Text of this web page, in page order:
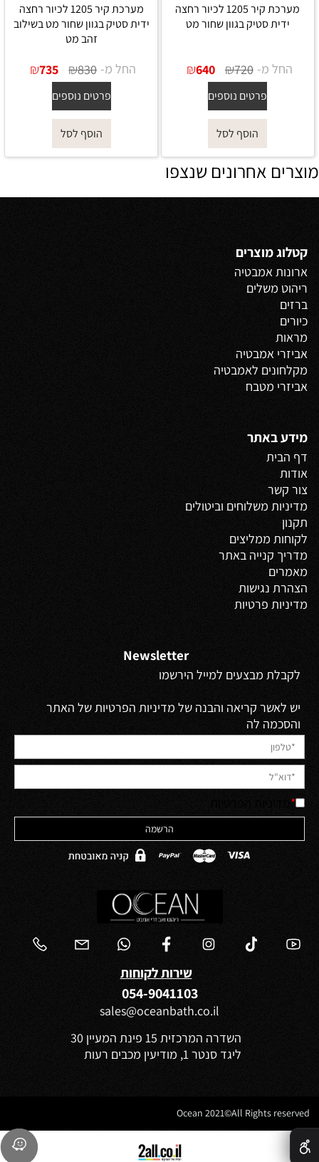
מערכת קיר 1205 לכיור רחצה
ידית סטיק בגוון שחור מט
החל מ- ₪720
₪640
פרטים נוספים
הוסף לסל
מערכת קיר 1205 לכיור רחצה
ידית סטיק בגוון שחור מט בשילוב
זהב מט
החל מ- ₪830
₪735
פרטים נוספים
הוסף לסל
מוצרים אחרונים שנצפו
קטלוג מוצרים
ארונות אמבטיה
ריהוט משלים
ברזים
כיורים
מראות
אביזרי אמבטיה
מקלחונים לאמבטיה
אביזרי מטבח
מידע באתר
דף הבית
אודות
צור קשר
מדיניות משלוחים וביטולים
תקנון
לקוחות ממליצים
מדריך קנייה באתר
מאמרים
הצהרת נגישות
מדיניות פרטיות
Newsletter
לקבלת מבצעים למייל הירשמו
יש לאשר קריאה והבנה של מדיניות הפרטיות של האתר
והסכמה לה
*
שירות לקוחות
054-9041103
sales@oceanbath.co.il
השדרה המרכזית 15 פינת המעיין 30
ליגד סנטר 1, מודיעין מכבים רעות